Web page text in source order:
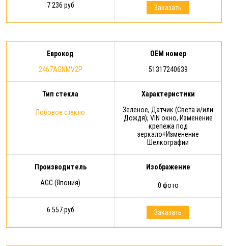
7 236 руб Заказать
Еврокод
2467AGNMV2P
OEM номер
51317240639
Тип стекла
Лобовое стекло
Характеристики
Зеленое, Датчик (Света и/или
Дождя), VIN окно, Изменение
крепежа под
зеркало+Изменение
Шелкографии
Производитель
AGC (Япония)
Изображение
0 фото
6 557 руб Заказать